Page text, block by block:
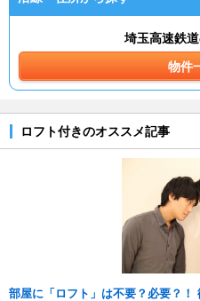
埼玉高速鉄
物件
ロフト付きのオススメ記事
部屋に「ロフト」は不要？必要？！